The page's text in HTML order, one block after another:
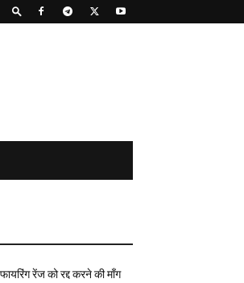
रेंज को रद्द करने की माँग